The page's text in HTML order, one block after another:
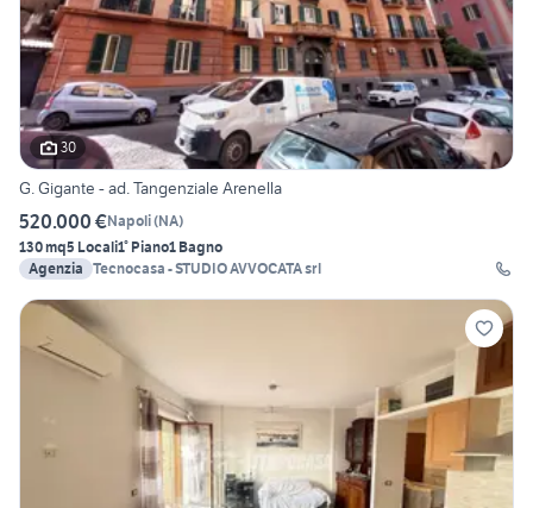
30
G. Gigante - ad. Tangenziale Arenella
520.000 €Napoli(NA)
130 mq5 Locali1° Piano1 Bagno
Agenzia Tecnocasa - STUDIO AVVOCATA srl